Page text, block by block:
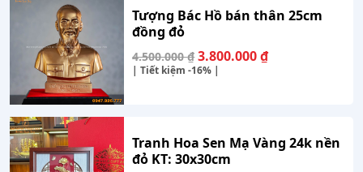
Tượng Bác Hồ bán thân 25cm
đồng đỏ
4.500.000₫Giá
gốc
3.800.000₫Giá
| Tiết kiệm-16%
Tranh Hoa Sen Mạ Vàng 24k nền
đỏ KT: 30x30cm